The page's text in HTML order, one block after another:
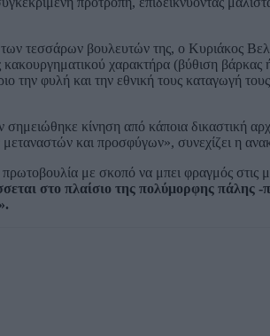
τεσσάρων βουλευτών της, ο Κυριάκος
χαρακτήρα (βύθιση βάρκας
την φυλή και την εθνική τους καταγωγή
κίνηση από κάποια δικαστική
και προσφύγων», συνεχίζει η
με σκοπό να μπει φραγμός στις
στο πλαίσιο της πολύμορφης πάλης -